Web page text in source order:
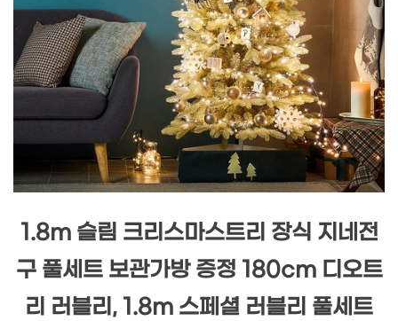
1.8m 슬림 크리스마스트리 장식 지네전
구 풀세트 보관가방 증정 180cm 디오트
리 러블리, 1.8m 스페셜 러블리 풀세트